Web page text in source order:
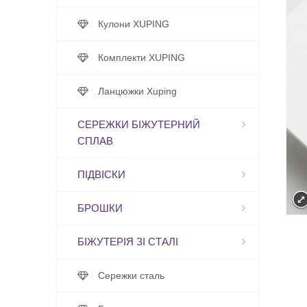
Кулони XUPING
Комплекти XUPING
Ланцюжки Xuping
СЕРЕЖКИ БІЖУТЕРНИЙ
СПЛАВ
ПІДВІСКИ
БРОШКИ
БІЖУТЕРІЯ ЗІ СТАЛІ
Сережки сталь